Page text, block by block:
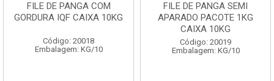
FILE DE PANGA SEMI
APARADO PACOTE 1KG
Código: 20019
Embalagem: KG/10
POLACA DESFIADA
PESCAMARES PCT5KG
CX10KG
Código: 20161
Embalagem: KG/10